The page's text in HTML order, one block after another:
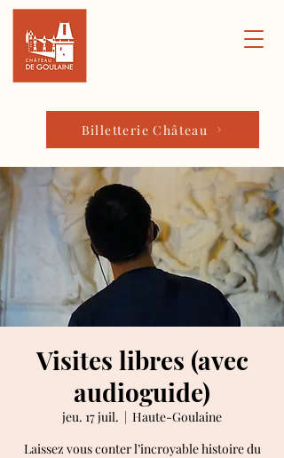
Billetterie Château
Visites libres (avec
audioguide)
jeu. 17 juil.
  |
Haute-Goulaine
Laissez vous conter l’incroyable histoire du